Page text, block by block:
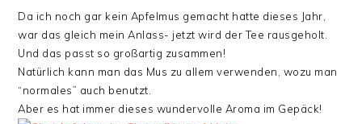
Da ich noch gar kein Apfelmus gemacht hatte dieses Jahr,
war das gleich mein Anlass- jetzt wird der Tee rausgeholt.
Und das passt so großartig zusammen!
Natürlich kann man das Mus zu allem verwenden, wozu man
“normales” auch benutzt.
Aber es hat immer dieses wundervolle Aroma im Gepäck!